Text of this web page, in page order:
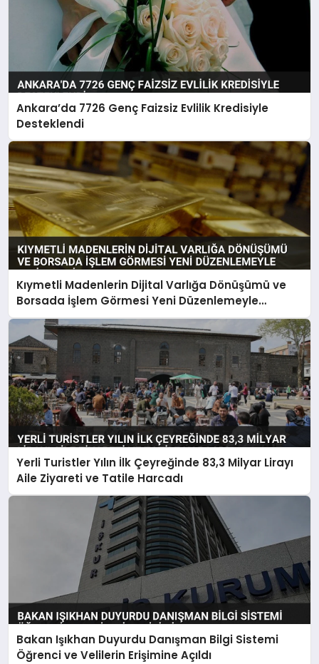
Ankara’da 7726 Genç Faizsiz Evlilik Kredisiyle
Desteklendi
Kıymetli Madenlerin Dijital Varlığa Dönüşümü ve
Borsada İşlem Görmesi Yeni Düzenlemeyle
Belirlendi
Yerli Turistler Yılın İlk Çeyreğinde 83,3 Milyar Lirayı
Aile Ziyareti ve Tatile Harcadı
Bakan Işıkhan Duyurdu Danışman Bilgi Sistemi
Öğrenci ve Velilerin Erişimine Açıldı